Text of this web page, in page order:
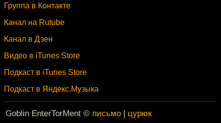
Группа в Контакте
Канал на Rutube
Канал в Дзен
Видео в iTunes Store
Подкаст в iTunes Store
Подкаст в Яндекс.Музыка
Goblin EnterTorMent © письмо | цурюк